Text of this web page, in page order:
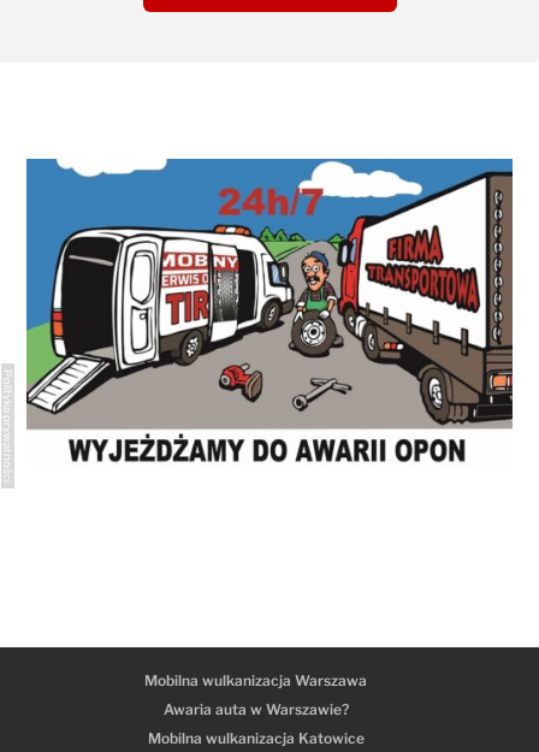
Mobilna wulkanizacja Warszawa
Awaria auta w Warszawie?
Mobilna wulkanizacja Katowice
Polityka prywatności